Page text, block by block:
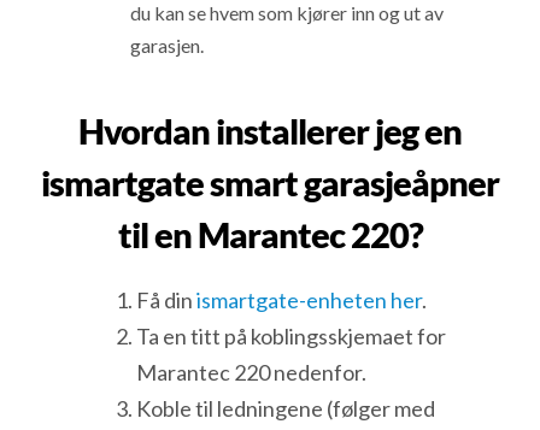
du kan se hvem som kjører inn og ut av
garasjen.
Hvordan installerer jeg en
ismartgate smart garasjeåpner
til en Marantec 220?
Få dinismartgate-enheten her.
Ta en titt på koblingsskjemaet for
Marantec 220 nedenfor.
Koble til ledningene (følger med